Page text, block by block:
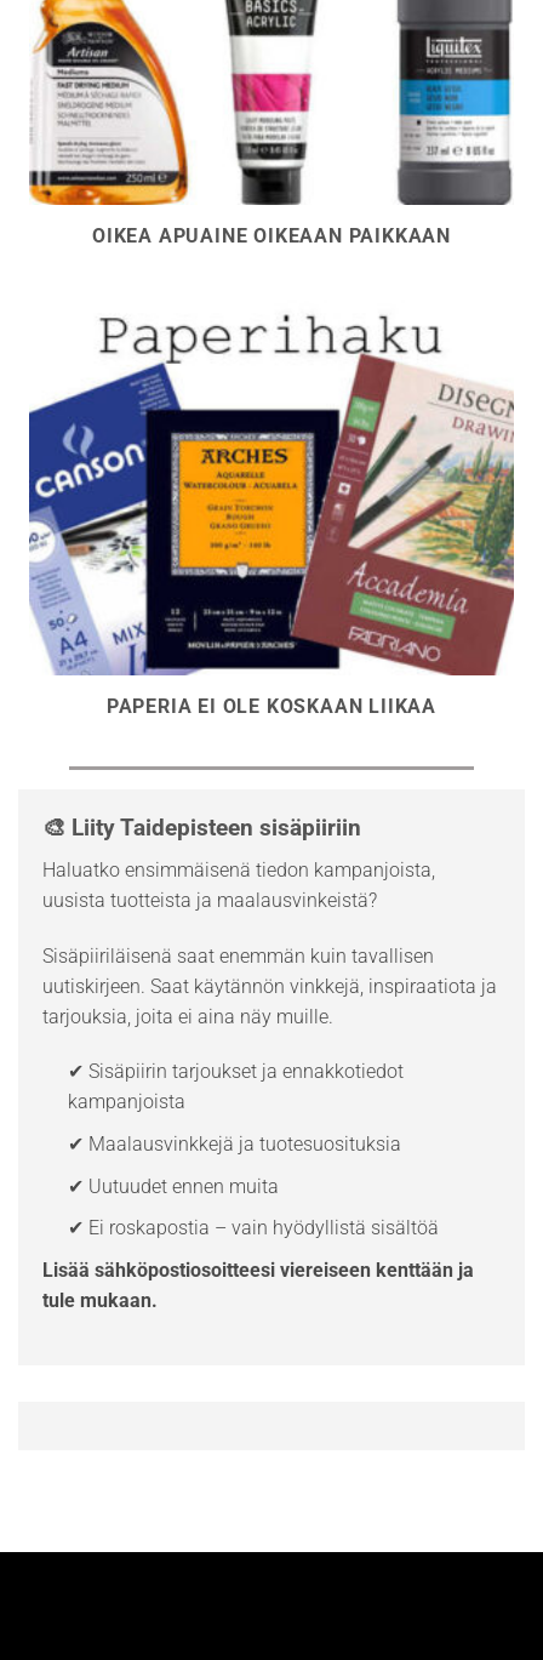
OIKEA APUAINE OIKEAAN PAIKKAAN
PAPERIA EI OLE KOSKAAN LIIKAA
🎨 Liity Taidepisteen sisäpiiriin
Haluatko ensimmäisenä tiedon kampanjoista,
uusista tuotteista ja maalausvinkeistä?
Sisäpiiriläisenä saat enemmän kuin tavallisen
uutiskirjeen. Saat käytännön vinkkejä, inspiraatiota ja
tarjouksia, joita ei aina näy muille.
✔ Sisäpiirin tarjoukset ja ennakkotiedot
kampanjoista
✔ Maalausvinkkejä ja tuotesuosituksia
✔ Uutuudet ennen muita
✔ Ei roskapostia – vain hyödyllistä sisältöä
Lisää sähköpostiosoitteesi viereiseen kenttään ja
tule mukaan.